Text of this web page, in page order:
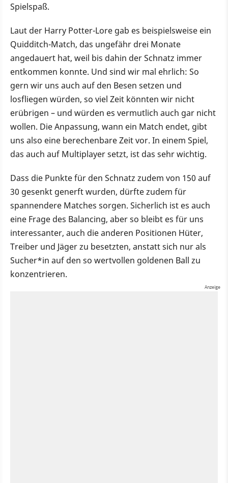
Spielspaß.
Laut der Harry Potter-Lore gab es beispielsweise ein
Quidditch-Match, das ungefähr drei Monate
angedauert hat, weil bis dahin der Schnatz immer
entkommen konnte. Und sind wir mal ehrlich: So
gern wir uns auch auf den Besen setzen und
losfliegen würden, so viel Zeit könnten wir nicht
erübrigen – und würden es vermutlich auch gar nicht
wollen. Die Anpassung, wann ein Match endet, gibt
uns also eine berechenbare Zeit vor. In einem Spiel,
das auch auf Multiplayer setzt, ist das sehr wichtig.
Dass die Punkte für den Schnatz zudem von 150 auf
30 gesenkt generft wurden, dürfte zudem für
spannendere Matches sorgen. Sicherlich ist es auch
eine Frage des Balancing, aber so bleibt es für uns
interessanter, auch die anderen Positionen Hüter,
Treiber und Jäger zu besetzten, anstatt sich nur als
Sucher*in auf den so wertvollen goldenen Ball zu
konzentrieren.